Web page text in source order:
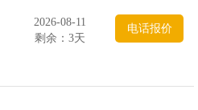
2026-08-11
剩余：3天
电话报价